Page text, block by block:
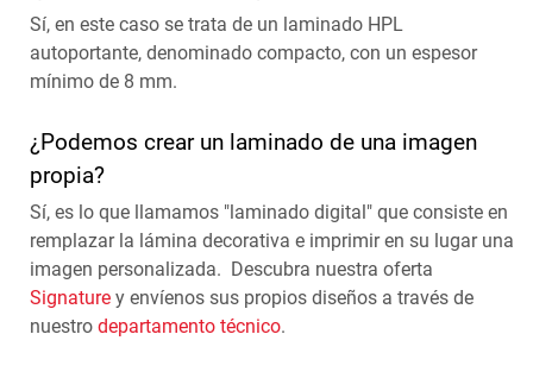
Sí, en este caso se trata de un laminado HPL
autoportante, denominado compacto, con un espesor
mínimo de 8 mm.
¿Podemos crear un laminado de una imagen
propia?
Sí, es lo que llamamos "laminado digital" que consiste en
remplazar la lámina decorativa e imprimir en su lugar una
imagen personalizada. Descubra nuestra oferta
Signature y envíenos sus propios diseños a través de
nuestro departamento técnico.